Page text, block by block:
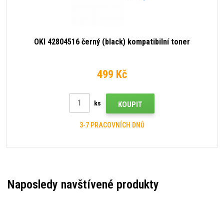
OKI 42804516 černý (black) kompatibilní toner
499 Kč
ks KOUPIT
3-7 PRACOVNÍCH DNŮ
Naposledy navštívené produkty